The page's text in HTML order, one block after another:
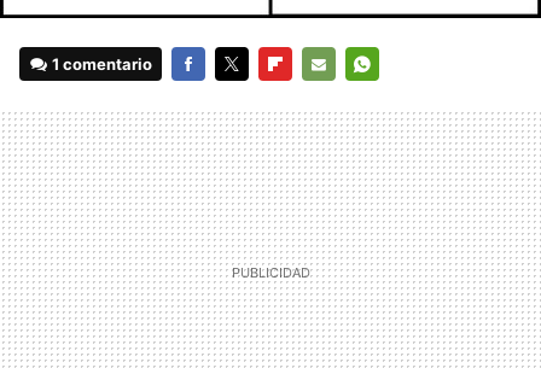
1 comentario
MAIL